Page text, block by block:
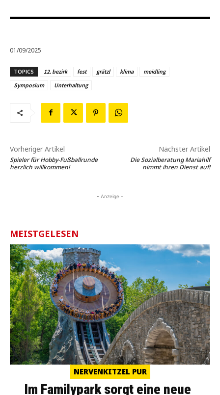
01/09/2025
TOPICS 12. bezirk fest grätzl klima
meidling
Symposium
Unterhaltung
Vorheriger Artikel
Spieler für Hobby-Fußballrunde
herzlich willkommen!
Nächster Artikel
Die Sozialberatung Mariahilf
nimmt ihren Dienst auf!
- Anzeige -
MEISTGELESEN
NERVENKITZEL PUR
Im Familypark sorgt eine neue